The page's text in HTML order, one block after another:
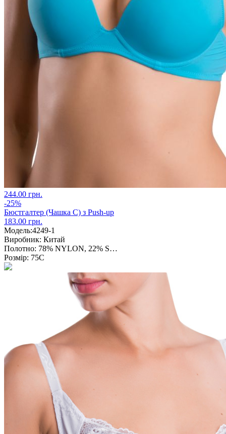
244.00 грн.
-25%
Бюстгалтер (Чашка С) з Push-up
183.00 грн.
Модель:4249-1
Виробник: Китай
Полотно: 78% NYLON, 22% S…
Розмір: 75С